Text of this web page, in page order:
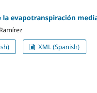
la evapotranspiración
XML (Spanish)